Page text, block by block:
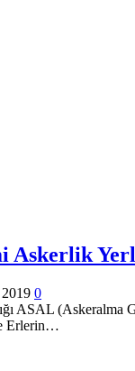
Askerlik
0
ASAL (Askeralma
Erlerin…